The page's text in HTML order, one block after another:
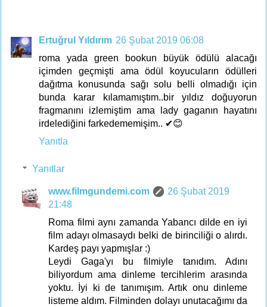
Ertuğrul Yıldırım 26 Şubat 2019 06:08
roma yada green bookun büyük ödülü alacağı
içimden geçmişti ama ödül koyucuların ödülleri
dağıtma konusunda sağı solu belli olmadığı için
bunda karar kılamamıştım..bir yıldız doğuyorun
fragmanını izlemiştim ama lady gaganın hayatını
irdelediğini farkedememişim.. ✔😊
Yanıtla
Yanıtlar
www.filmgundemi.com
26 Şubat 2019
21:48
Roma filmi aynı zamanda Yabancı dilde en iyi
film adayı olmasaydı belki de birinciliği o alırdı.
Kardeş payı yapmışlar :)
Leydi Gaga'yı bu filmiyle tanıdım. Adını
biliyordum ama dinleme tercihlerim arasında
yoktu. İyi ki de tanımışım. Artık onu dinleme
listeme aldım. Filminden dolayı unutacağımı da